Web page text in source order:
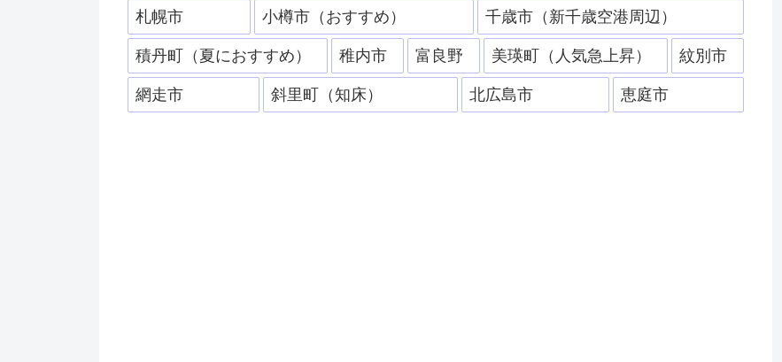
札幌市 小樽市（おすすめ） 千歳市（新千歳空港周辺）
積丹町（夏におすすめ） 稚内市 富良野 美瑛町（人気急上昇） 紋別市
網走市 斜里町（知床） 北広島市 恵庭市